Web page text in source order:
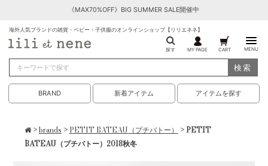
《MAX70%OFF》BIG SUMMER SALE開催中
海外人気ブランドの雑貨・ベビー・子供服のオンラインショップ【リリエネネ】
探す MY PAGE CART MENU
検索
BRAND 新着アイテム アイテムを探す
>brands > PETIT BATEAU（プチバトー） > PETIT
BATEAU（プチバトー）2018秋冬